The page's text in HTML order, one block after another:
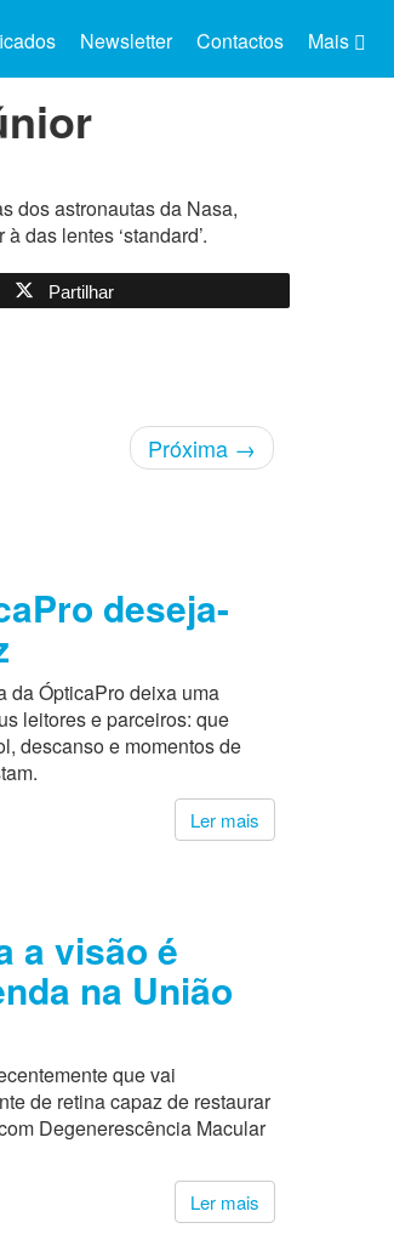
Mais
Newsletter Contactos
dos astronautas da Nasa,
das lentes ‘standard’.
Partilhar
Próxima →
deseja-
da ÓpticaPro deixa uma
leitores e parceiros: que
descanso e momentos de
Ler mais
a visão é
na União
que vai
de retina capaz de restaurar
Degenerescência Macular
Ler mais